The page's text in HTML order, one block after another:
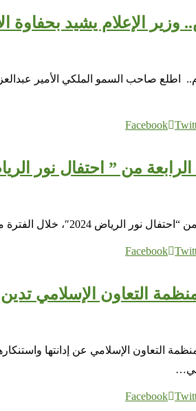
الإعلام يشيد بحفاوة
اطلع صاحب السمو الملكي الأمير
Facebook
نور الرياض 2024 ” تحت شعار ” بين الثرى والثريــــا ” نوفمبر
2024 م، في مراكز مختلفة في مدينة الرياض تحت شعار “بين الثرى والثريا”، وتشمل…
Facebook
لمنظمة التعاون الإسلامي
التعاون الإسلامي عن إدانتها
Facebook